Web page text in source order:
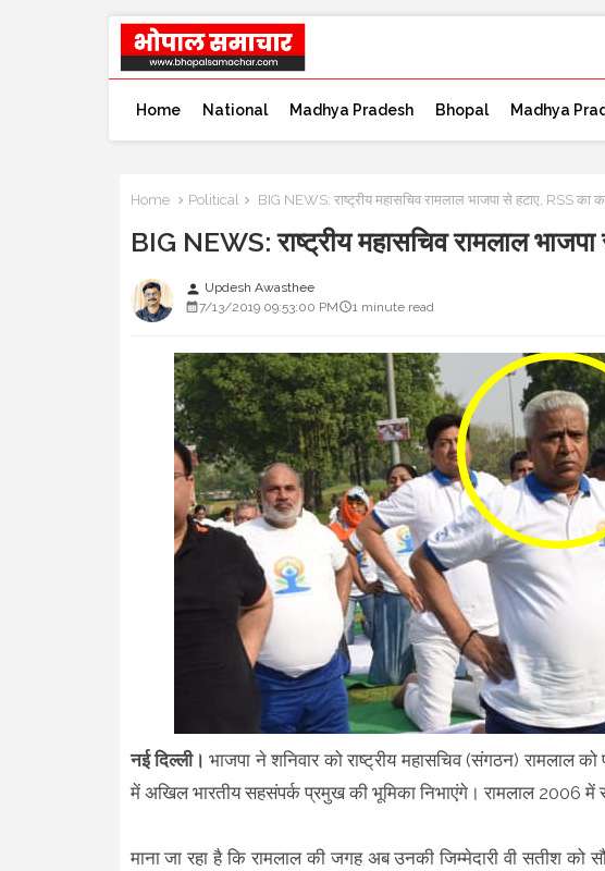
Home National Madhya Pradesh Bhopal Madhya
Home Political BIG NEWS: राष्ट्रीय महासचिव रामलाल भाजपा से हटाए, RSS का
BIG NEWS: राष्ट्रीय महासचिव रामलाल
person Updesh Awasthee
7/13/2019 09:53:00 PM
1 minute read
नई दिल्ली। भाजपा ने शनिवार को राष्ट्रीय महासचिव (संगठन) रामलाल
में अखिल भारतीय सहसंपर्क प्रमुख की भूमिका निभाएंगे। रामलाल 2006 में
माना जा रहा है कि रामलाल की जगह अब उनकी जिम्मेदारी वी सतीश को